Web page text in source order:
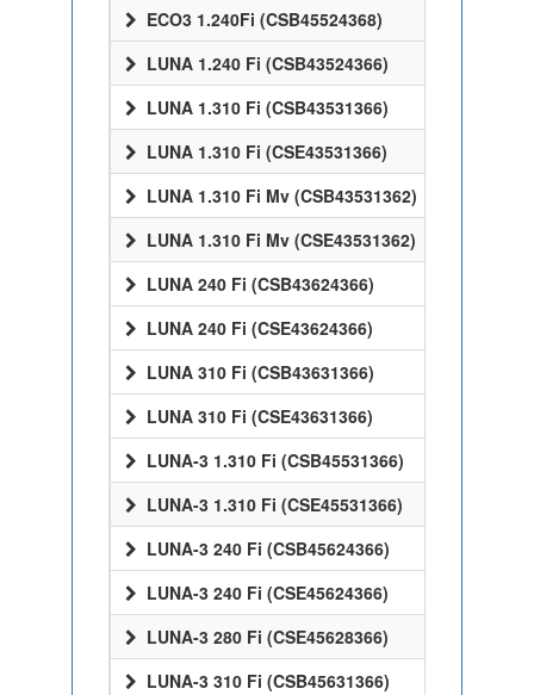
ECO3 1.240Fi (CSB45524368)
LUNA 1.240 Fi (CSB43524366)
LUNA 1.310 Fi (CSB43531366)
LUNA 1.310 Fi (CSE43531366)
LUNA 1.310 Fi Mv (CSB43531362)
LUNA 1.310 Fi Mv (CSE43531362)
LUNA 240 Fi (CSB43624366)
LUNA 240 Fi (CSE43624366)
LUNA 310 Fi (CSB43631366)
LUNA 310 Fi (CSE43631366)
LUNA-3 1.310 Fi (CSB45531366)
LUNA-3 1.310 Fi (CSE45531366)
LUNA-3 240 Fi (CSB45624366)
LUNA-3 240 Fi (CSE45624366)
LUNA-3 280 Fi (CSE45628366)
LUNA-3 310 Fi (CSB45631366)